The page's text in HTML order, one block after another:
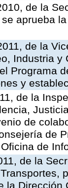
de la
aprueba
de la
Industria
Programa
y
de la
de
de
de
de la